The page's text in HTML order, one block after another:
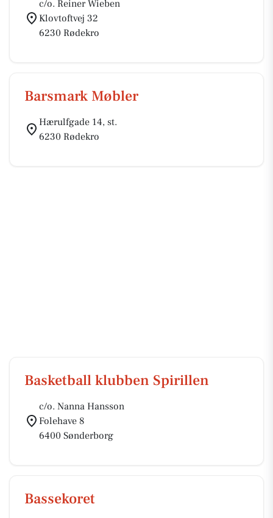
c/o. Reiner Wieben
Klovtoftvej 32
6230 Rødekro
Barsmark Møbler
Hærulfgade 14, st.
6230 Rødekro
Basketball klubben Spirillen
c/o. Nanna Hansson
Folehave 8
6400 Sønderborg
Bassekoret